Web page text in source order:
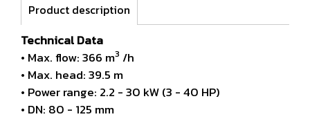
Product description
Technical Data
• Max. flow: 366 m3 /h
• Max. head: 39.5 m
• Power range: 2.2 - 30 kW (3 - 40 HP)
• DN: 80 - 125 mm